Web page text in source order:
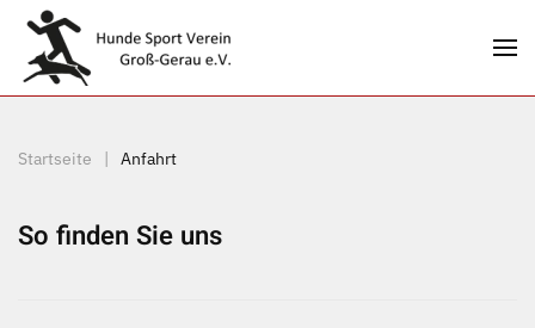
Zum Hauptinhalt springen
Startseite Anfahrt
So finden Sie uns